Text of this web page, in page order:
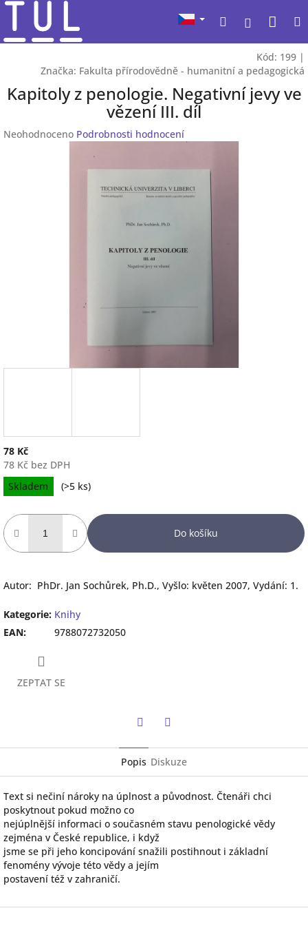
Přejít
obsah
Hledat
Kód: 199 |
Značka: Fakulta přírodovědně - humanitní a pedagogická
Kapitoly z penologie. Negativní jevy ve
vězení III. díl
Průměrné
Neohodnoceno Podrobnosti hodnocení
78 Kč
78 Kč bez DPH
Měrná
cena:
Skladem (>5 ks)
Do košíku
Autor: PhDr. Jan Sochůrek, Ph.D., Vyšlo: květen 2007, Vydání: 1.
Kategorie: Knihy
EAN: 9788072732050
ZEPTAT SE
Popis Diskuze
Text si nečiní nároky na úplnost a původnost. Čtenáři chci
poskytnout pokud možno co
nejúplnější informaci o současném stavu penologické vědy
zejména v České republice, i když
jsme se při jeho koncipování snažili postihnout i základní
fenomény vývoje této vědy a jejím
postavení též v zahraničí.
Z